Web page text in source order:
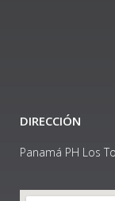
DIRECCIÓN
Panamá PH Los